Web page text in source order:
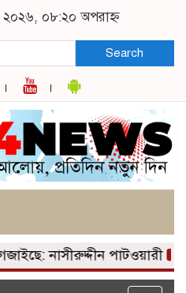
২০২৬, ০৮:২০ অপরাহ্ন
Search
নাসীরুদ্দীন পাটওয়ারী